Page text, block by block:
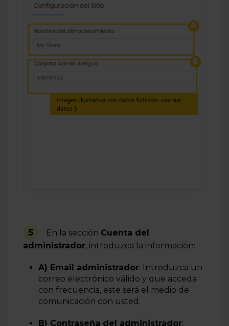
5 En la sección Cuenta del
administrador, introduzca la información:
A) Email administrador: Introduzca un
correo electrónico válido y que acceda
con frecuencia, este será el medio de
comunicación con usted.
B) Contraseña del administrador: